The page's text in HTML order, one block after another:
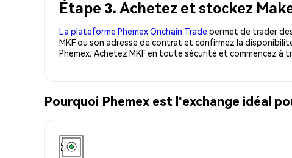
Étape 3. Achetez et stockez
La plateforme Phemex Onchain Trade permet de trader
MKF ou son adresse de contrat et confirmez la
Phemex. Achetez MKF en toute sécurité et commencez à
Pourquoi Phemex est l'exchange idéal